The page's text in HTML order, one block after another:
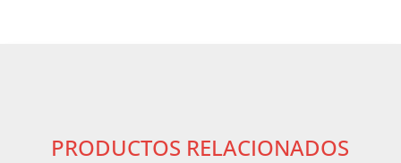
PRODUCTOS RELACIONADOS